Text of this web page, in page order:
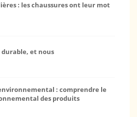
: les chaussures ont leur mot
durable, et nous
: comprendre le
des produits